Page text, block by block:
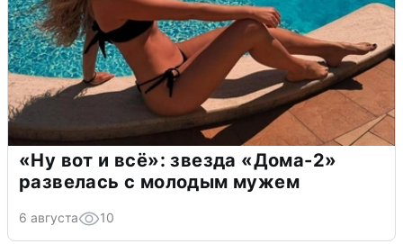
«Ну вот и всё»: звезда «Дома-2»
развелась с молодым мужем
6 августа 10